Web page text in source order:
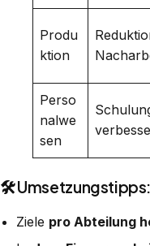
Produ
ktion
Perso
nalwe
sen
🛠 Umsetzungstipps:
Ziele pro Abteilung